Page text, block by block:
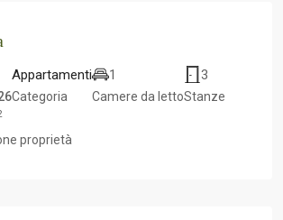
Appartamenti
Categoria
1
Camere da letto
3
Stanze
proprietà